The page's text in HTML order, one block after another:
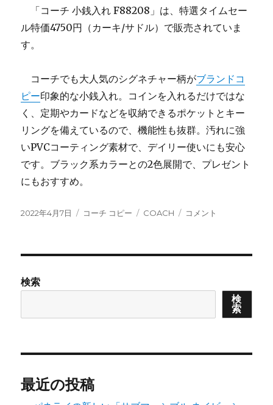
「コーチ 小銭入れ F88208」は、特選タイムセー
ル特価4750円（カーキ/サドル）で販売されていま
す。
コーチでも大人気のシグネチャー柄がブランドコ
ピー印象的な小銭入れ。コインを入れるだけではな
く、定期やカードなどを収納できるポケットとキー
リングを備えているので、機能性も抜群。汚れに強
いPVCコーティング素材で、デイリー使いにも安心
です。ブラック系カラーとの2色展開で、プレゼント
にもおすすめ。
投
2022年4月7日
カ
コーチ コピー
タ
COACH
COACH(コ
テ
得
コメント
検索
検
索
最近の投稿